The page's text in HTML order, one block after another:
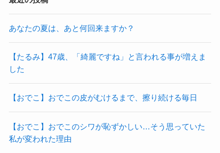
あなたの夏は、あと何回来ますか？
【たるみ】47歳、「綺麗ですね」と言われる事が増えま
した
【おでこ】おでこの皮がむけるまで、擦り続ける毎日
【おでこ】おでこのシワが恥ずかしい…そう思っていた
私が変われた理由